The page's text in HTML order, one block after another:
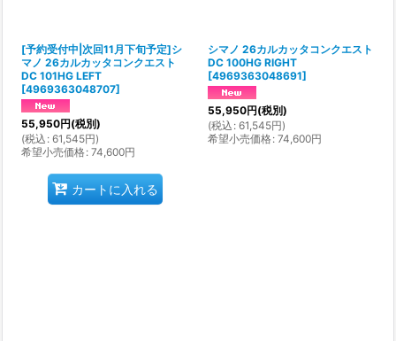
[予約受付中|次回11月下旬予定]シ
マノ 26カルカッタコンクエスト
DC 101HG LEFT
[4969363048707]
55,950円(税別)
(税込 : 61,545円)
希望小売価格: 74,600円
カートに入れる
シマノ 26カルカッタコンクエスト
DC 100HG RIGHT
[4969363048691]
55,950円(税別)
(税込 : 61,545円)
希望小売価格: 74,600円